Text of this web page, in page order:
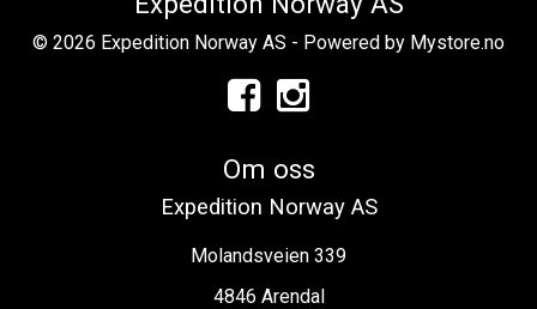
© 2026 Expedition Norway AS - Powered by Mystore.no
Om oss
Expedition Norway AS
Molandsveien 339
4846 Arendal